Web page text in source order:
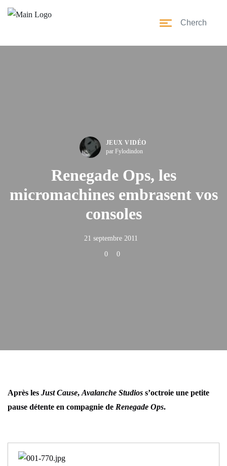
JEUX VIDÉO
par Fylodindon
Renegade Ops, les
micromachines embrasent vos
consoles
21 septembre 2011
0 0
Après les Just Cause, Avalanche Studios s’octroie une petite
pause détente en compagnie de Renegade Ops.